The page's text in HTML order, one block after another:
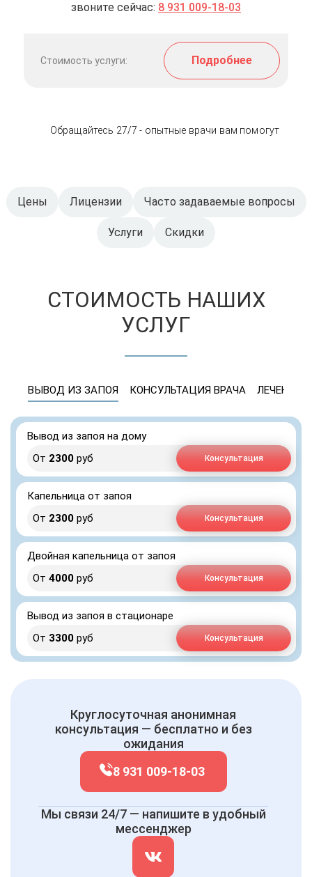
звоните сейчас: 8 931 009-18-03
Стоимость услуги: Подробнее
Обращайтесь 27/7 - опытные врачи вам помогут
Цены Лицензии Часто задаваемые вопросы
Услуги Скидки
СТОИМОСТЬ НАШИХ
УСЛУГ
ВЫВОД ИЗ ЗАПОЯ КОНСУЛЬТАЦИЯ ВРАЧА ЛЕЧЕНИЕ
Вывод из запоя на дому
От 2300 руб Консультация
Капельница от запоя
От 2300 руб Консультация
Двойная капельница от запоя
От 4000 руб Консультация
Вывод из запоя в стационаре
От 3300 руб Консультация
Круглосуточная анонимная
консультация — бесплатно и без
ожидания
8 931 009-18-03
Мы связи 24/7 — напишите в удобный
мессенджер